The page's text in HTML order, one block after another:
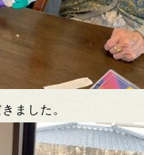
ました。